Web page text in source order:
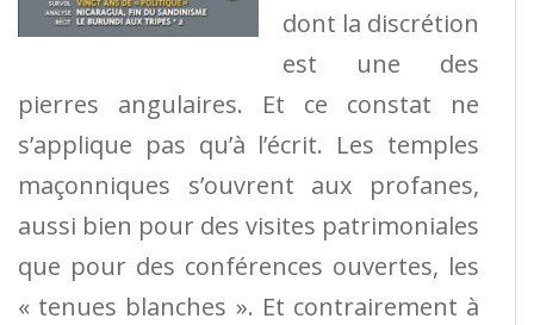
dont la discrétion
est une des
pierres angulaires. Et ce constat ne
s’applique pas qu’à l’écrit. Les temples
maçonniques s’ouvrent aux profanes,
aussi bien pour des visites patrimoniales
que pour des conférences ouvertes, les
« tenues blanches ». Et contrairement à